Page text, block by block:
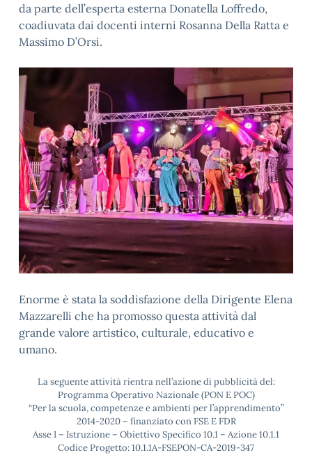
da parte dell’esperta esterna Donatella Loffredo,
coadiuvata dai docenti interni Rosanna Della Ratta e
Massimo D’Orsi.
Enorme è stata la soddisfazione della Dirigente Elena
Mazzarelli che ha promosso questa attività dal
grande valore artistico, culturale, educativo e
umano.
La seguente attività rientra nell’azione di pubblicità del:
Programma Operativo Nazionale (PON E POC)
“Per la scuola, competenze e ambienti per l’apprendimento”
2014-2020 – finanziato con FSE E FDR
Asse I – Istruzione – Obiettivo Specifico 10.1 – Azione 10.1.1
Codice Progetto: 10.1.1A-FSEPON-CA-2019-347